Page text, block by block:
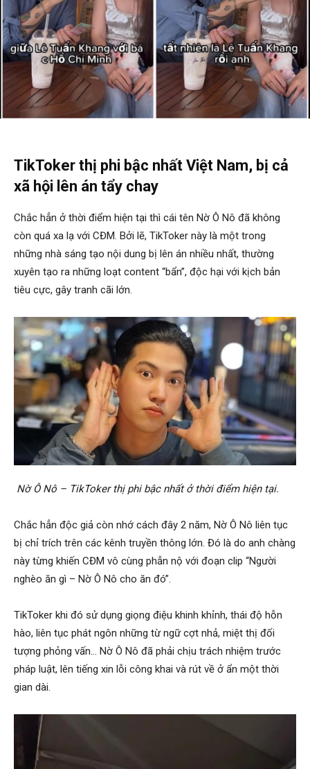
TikToker thị phi bậc nhất Việt Nam, bị cả
xã hội lên án tẩy chay
Chắc hẳn ở thời điểm hiện tại thì cái tên Nờ Ô Nô đã không
còn quá xa lạ với CĐM. Bởi lẽ, TikToker này là một trong
những nhà sáng tạo nội dung bị lên án nhiều nhất, thường
xuyên tạo ra những loạt content “bẩn”, độc hại với kịch bản
tiêu cực, gây tranh cãi lớn.
Nờ Ô Nô – TikToker thị phi bậc nhất ở thời điểm hiện tại.
Chắc hẳn độc giả còn nhớ cách đây 2 năm, Nờ Ô Nô liên tục
bị chỉ trích trên các kênh truyền thông lớn. Đó là do anh chàng
này từng khiến CĐM vô cùng phẫn nộ với đoạn clip “Người
nghèo ăn gì – Nờ Ô Nô cho ăn đó”.
TikToker khi đó sử dụng giọng điệu khinh khỉnh, thái độ hỗn
hào, liên tục phát ngôn những từ ngữ cợt nhả, miệt thị đối
tượng phỏng vấn… Nờ Ô Nô đã phải chịu trách nhiệm trước
pháp luật, lên tiếng xin lỗi công khai và rút về ở ẩn một thời
gian dài.